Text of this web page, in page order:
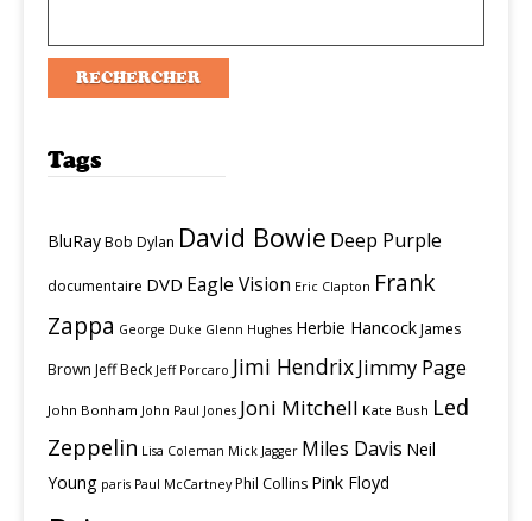
Tags
BluRayBob Dylan David Bowie Deep Purple
documentaire DVD Eagle Vision Eric Clapton Frank
Zappa George Duke Glenn Hughes Herbie HancockJames
Brown Jeff Beck Jeff Porcaro Jimi HendrixJimmy Page
John Bonham John Paul Jones Joni Mitchell Kate Bush Led
Zeppelin Lisa Coleman Mick Jagger Miles Davis Neil
Young paris Paul McCartney Phil Collins Pink Floyd